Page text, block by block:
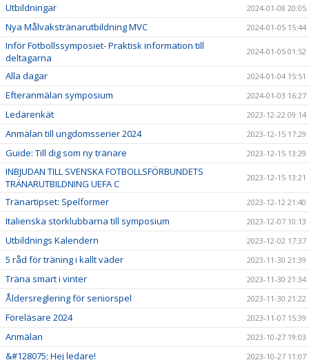
Utbildningar 2024-01-08 20:05
Nya Målvakstränarutbildning MVC 2024-01-05 15:44
Inför Fotbollssymposiet- Praktisk information till
deltagarna
2024-01-05 01:52
Alla dagar 2024-01-04 15:51
Efteranmälan symposium 2024-01-03 16:27
Ledarenkät 2023-12-22 09:14
Anmälan till ungdomsserier 2024 2023-12-15 17:29
Guide: Till dig som ny tränare 2023-12-15 13:29
INBJUDAN TILL SVENSKA FOTBOLLSFÖRBUNDETS
TRÄNARUTBILDNING UEFA C
2023-12-15 13:21
Tränartipset: Spelformer 2023-12-12 21:40
Italienska storklubbarna till symposium 2023-12-07 10:13
Utbildnings Kalendern 2023-12-02 17:37
5 råd för träning i kallt väder 2023-11-30 21:39
Träna smart i vinter 2023-11-30 21:34
Åldersreglering för seniorspel 2023-11-30 21:22
Föreläsare 2024 2023-11-07 15:39
Anmälan 2023-10-27 19:03
&#128075; Hej ledare! 2023-10-27 11:07